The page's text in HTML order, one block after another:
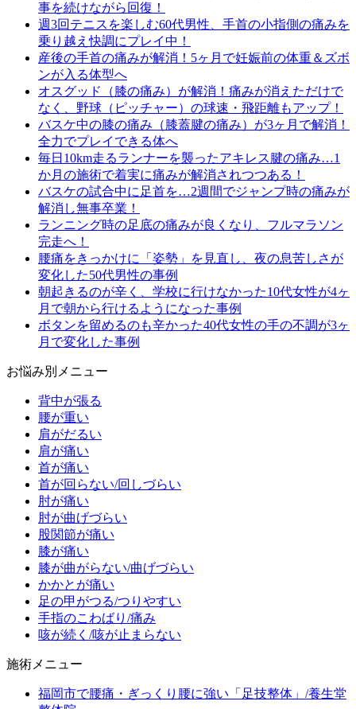
事を続けながら回復！
週3回テニスを楽しむ60代男性、手首の小指側の痛みを
乗り越え快調にプレイ中！
産後の手首の痛みが解消！5ヶ月で妊娠前の体重＆ズボ
ンが入る体型へ
オスグッド（膝の痛み）が解消！痛みが消えただけで
なく、野球（ピッチャー）の球速・飛距離もアップ！
バスケ中の膝の痛み（膝蓋腱の痛み）が3ヶ月で解消！
全力でプレイできる体へ
毎日10km走るランナーを襲ったアキレス腱の痛み…1
か月の施術で着実に痛みが解消されつつある！
バスケの試合中に足首を…2週間でジャンプ時の痛みが
解消し無事卒業！
ランニング時の足底の痛みが良くなり、フルマラソン
完走へ！
腰痛をきっかけに「姿勢」を見直し、夜の息苦しさが
変化した50代男性の事例
朝起きるのが辛く、学校に行けなかった10代女性が4ヶ
月で朝から行けるようになった事例
ボタンを留めるのも辛かった40代女性の手の不調が3ヶ
月で変化した事例
お悩み別メニュー
背中が張る
腰が重い
肩がだるい
肩が痛い
首が痛い
首が回らない/回しづらい
肘が痛い
肘が曲げづらい
股関節が痛い
膝が痛い
膝が曲がらない/曲げづらい
かかとが痛い
足の甲がつる/つりやすい
手指のこわばり/痛み
咳が続く/咳が止まらない
施術メニュー
福岡市で腰痛・ぎっくり腰に強い「足技整体」/養生堂